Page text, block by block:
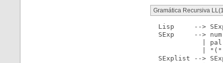
Gramática Recursiva
Lisp     -->
  SExp     --> num
             | pal
|
SExplist -->